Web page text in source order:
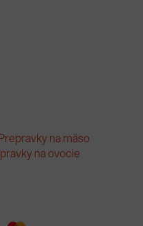
na mäso
na ovocie